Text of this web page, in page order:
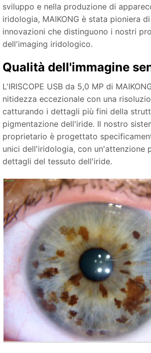
sviluppo e nella produzione di
iridologia, MAIKONG è stata pioniera
innovazioni che distinguono i nostri
dell'imaging iridologico.
Qualità dell'immagine
L'IRISCOPE USB da 5,0 MP di
nitidezza eccezionale con una
catturando i dettagli più fini della
pigmentazione dell'iride. Il nostro
proprietario è progettato
unici dell'iridologia, con un'attenzione
dettagli del tessuto dell'iride.